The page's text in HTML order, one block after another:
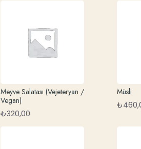
Meyve Salatası (Vejeteryan /
Vegan)
₺320,00
Müsli
₺